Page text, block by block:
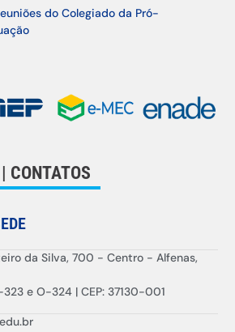
do Colegiado da Pró-
CONTATOS
da Silva, 700 - Centro - Alfenas,
e O-324 | CEP: 37130-001